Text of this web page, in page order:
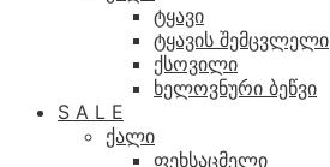
ტყავი
ტყავის შემცვლელი
ქსოვილი
ხელოვნური ბეწვი
S A L E
ქალი
ფეხსაცმელი